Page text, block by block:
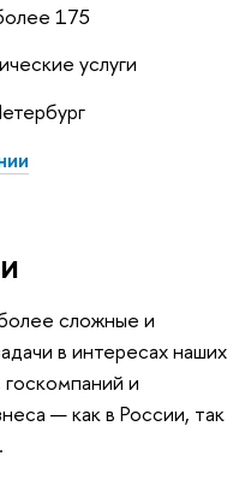
175
услуги
сложные и
в интересах наших
и
— как в России, так